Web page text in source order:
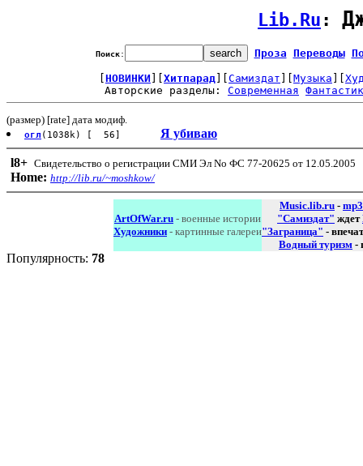
Lib.Ru :
Поиск: Проза Переводы
НОВИНКИ Хитпарад Самиздат Музыка
Авторские разделы: Современная
(размер) [rate] дата модиф.
огл (1038k) [ 56] Я убиваю
l8+ Свидетельство о регистрации СМИ Эл No ФС 77-20625 от 12.05.2005
Home: http://lib.ru/~moshkow/
ArtOfWar.ru - военные истории
Художники - картинные галереи
Music.lib.ru - mp3
"Самиздат" ждет
"Заграница" -
Водный туризм -
Популярность: 78